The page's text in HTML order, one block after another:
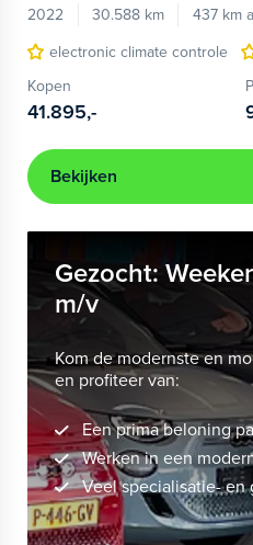
2022
30.588 km 437 km
electronic climate controle
Kopen
41.895,-
Bekijken
Gezocht:
m/v
Kom de modernste en
en profiteer van:
Een prima beloning
Werken in een
Veel specialisatie-